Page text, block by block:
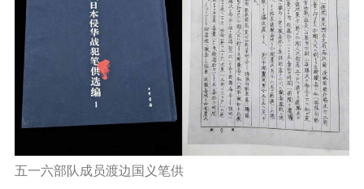
五一六部队成员渡边国义笔供